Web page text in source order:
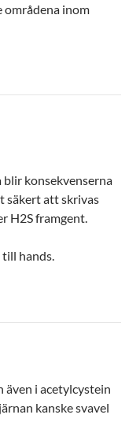
områdena inom
blir konsekvenserna
säkert att skrivas
H2S framgent.
hands.
även i acetylcystein
kanske svavel